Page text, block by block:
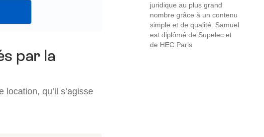
par la
qu’il s’agisse
juridique au plus grand
nombre grâce à un contenu
simple et de qualité. Samuel
est diplômé de Supelec et
de HEC Paris